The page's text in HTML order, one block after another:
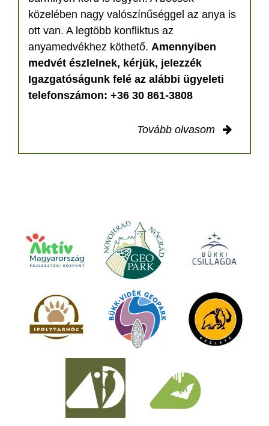
közelében nagy valószínűséggel az anya is
ott van. A legtöbb konfliktus az
anyamedvékhez köthető. Amennyiben
medvét észlelnek, kérjük, jelezzék
Igazgatóságunk felé az alábbi ügyeleti
telefonszámon: +36 30 861-3808
Tovább olvasom